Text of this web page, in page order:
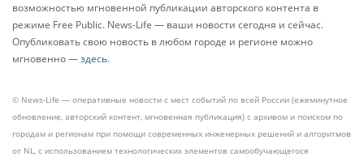
возможностью мгновенной публикации авторского контента в
режиме Free Public. News-Life — ваши новости сегодня и сейчас.
Опубликовать свою новость в любом городе и регионе можно
мгновенно —здесь.
© News-Life — оперативные новости с мест событий по всей России (ежеминутное
обновление, авторский контент, мгновенная публикация) с архивом и поиском по
городам и регионам при помощи современных инженерных решений и алгоритмов
от NL, с использованием технологических элементов самообучающегося